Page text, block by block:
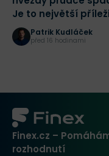
Je to největší
tohoto desetiletí?
Patrik Kudláček
před 16 hodinami
Finex.cz –
rozhodnutí